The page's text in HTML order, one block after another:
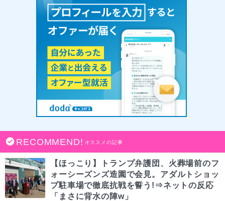
RECOMMEND! オススメの記事
【ほっこり】トランプ弁護団、火葬場前のフ
ォーシーズンズ造園で会見。アダルトショッ
プ駐車場で徹底抗戦を誓う!⇒ネットの反応
「まさに背水の陣w」